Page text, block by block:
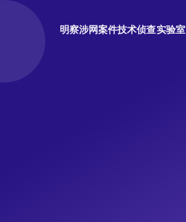
明察涉网案件技术侦查实验室